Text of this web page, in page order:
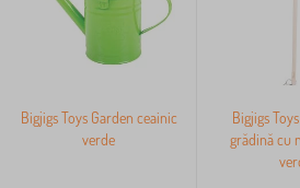
Bigjigs Toys Garden ceainic
verde
Bigjigs
grădină cu